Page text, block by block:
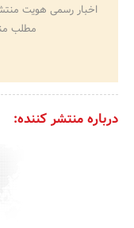
اخبار رسمی هویت
مطلب
درباره منتشر کننده: